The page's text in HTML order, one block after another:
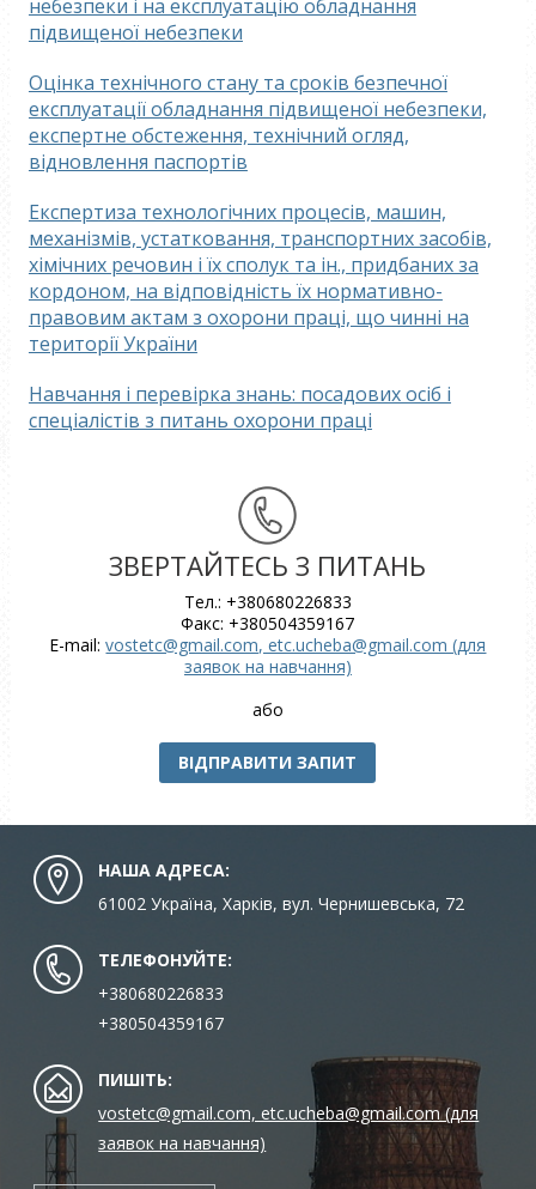
небезпеки і на експлуатацію обладнання
підвищеної небезпеки
Оцінка технічного стану та сроків безпечної
експлуатації обладнання підвищеної небезпеки,
експертне обстеження, технічний огляд,
відновлення паспортів
Експертиза технологічних процесів, машин,
механізмів, устатковання, транспортних засобів,
хімічних речовин і їх сполук та ін., придбаних за
кордоном, на відповідність їх нормативно-
правовим актам з охорони праці, що чинні на
території України
Навчання і перевірка знань: посадових осіб і
спеціалістів з питань охорони праці
ЗВЕРТАЙТЕСЬ З ПИТАНЬ
Тел.: +380680226833
Факс: +380504359167
E-mail:vostetc@gmail.com, etc.ucheba@gmail.com (для
заявок на навчання)
або
ВІДПРАВИТИ ЗАПИТ
НАША АДРЕСА:
61002 Україна, Харків, вул. Чернишевська, 72
ТЕЛЕФОНУЙТЕ:
+380680226833
+380504359167
ПИШІТЬ:
vostetc@gmail.com, etc.ucheba@gmail.com (для
заявок на навчання)